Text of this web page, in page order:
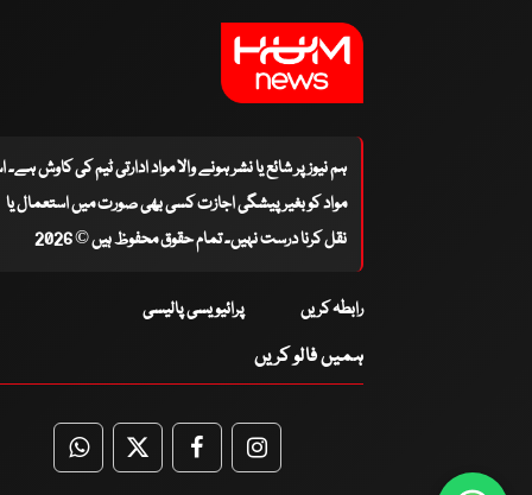
ہم نیوز پر شائع یا نشر ہونے والا مواد ادارتی ٹیم کی کاوش
مواد کو بغیر پیشگی اجازت کسی بھی صورت میں استعمال یا
نقل کرنا درست نہیں۔ تمام حقوق محفوظ ہیں © 2026
رابطہ کریں پرائیویسی پالیسی
ہمیں فالو کریں
WhatsApp
TwitterFacebookFacebook